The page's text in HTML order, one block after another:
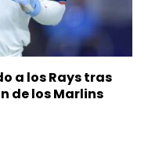
a los Rays tras
de los Marlins